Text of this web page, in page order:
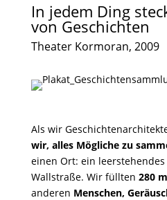
In jedem Ding
von Geschichten
Theater Kormoran, 2009
Als wir
wir, alles Mögliche zu
einen Ort: ein
Wallstraße. Wir füllten 280
anderen Menschen,